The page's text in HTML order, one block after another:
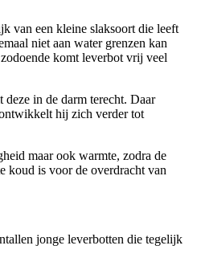
van een kleine slaksoort die leeft
niet aan water grenzen kan
komt leverbot vrij veel
deze in de darm terecht. Daar
hij zich verder tot
maar ook warmte, zodra de
koud is voor de overdracht van
jonge leverbotten die tegelijk